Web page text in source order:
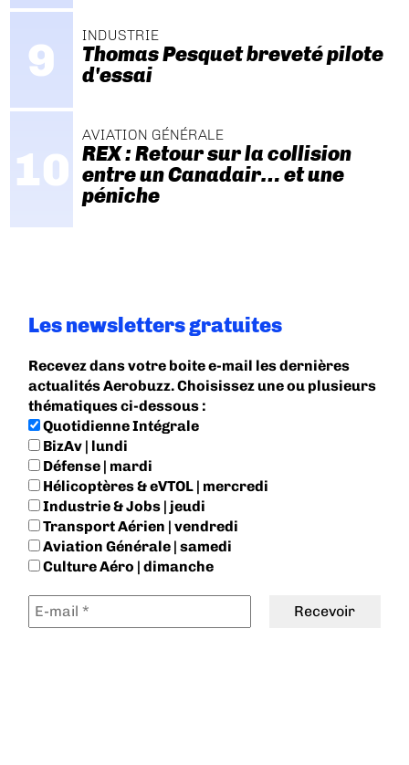
INDUSTRIE
Thomas Pesquet breveté pilote
d'essai
AVIATION GÉNÉRALE
REX : Retour sur la collision
entre un Canadair… et une
péniche
Les newsletters gratuites
Recevez dans votre boite e-mail les dernières
actualités Aerobuzz. Choisissez une ou plusieurs
thématiques ci-dessous :
Quotidienne Intégrale
BizAv | lundi
Défense | mardi
Hélicoptères & eVTOL | mercredi
Industrie & Jobs | jeudi
Transport Aérien | vendredi
Aviation Générale | samedi
Culture Aéro | dimanche